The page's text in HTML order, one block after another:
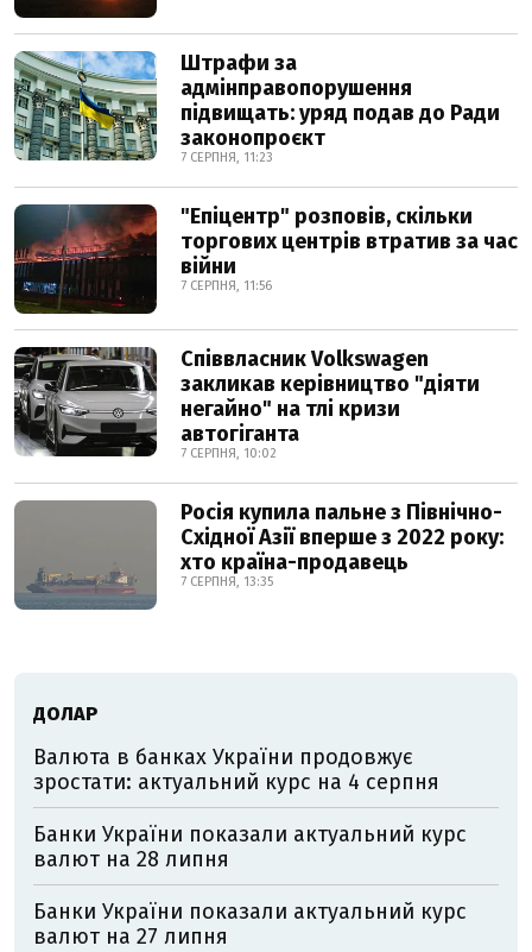
Штрафи за
адмінправопорушення
підвищать: уряд подав до Ради
законопроєкт
7 СЕРПНЯ, 11:23
"Епіцентр" розповів, скільки
торгових центрів втратив за час
війни
7 СЕРПНЯ, 11:56
Співвласник Volkswagen
закликав керівництво "діяти
негайно" на тлі кризи
автогіганта
7 СЕРПНЯ, 10:02
Росія купила пальне з Північно-
Східної Азії вперше з 2022 року:
хто країна-продавець
7 СЕРПНЯ, 13:35
ДОЛАР
Валюта в банках України продовжує
зростати: актуальний курс на 4 серпня
Банки України показали актуальний курс
валют на 28 липня
Банки України показали актуальний курс
валют на 27 липня